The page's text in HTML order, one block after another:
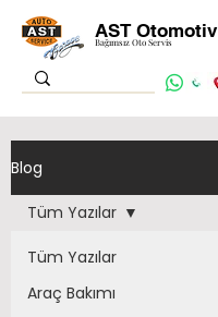
AST Otomotiv
Bağımsız Oto Servis
Blog
Tüm Yazılar
Araç Bakımı
Tüm Yazılar